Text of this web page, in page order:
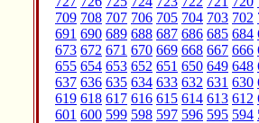
709 708 707 706 705 704 703 702
691 690 689 688 687 686 685 684
673 672 671 670 669 668 667 666
655 654 653 652 651 650 649 648
637 636 635 634 633 632 631 630
619 618 617 616 615 614 613 612
601 600 599 598 597 596 595 594